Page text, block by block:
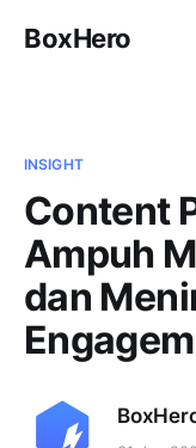
BoxHero
INSIGHT
Content
Ampuh
dan